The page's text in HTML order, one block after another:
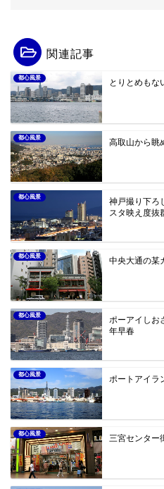
関連記事
都心風景 とりとめもな
都心風景 高取山から眺
都心風景
神戸撮り下ろ
スタ映え度抜
都心風景 中央大通の某
都心風景
ポーアイしお
年早春
都心風景 ポートアイラ
都心風景 三宮センター